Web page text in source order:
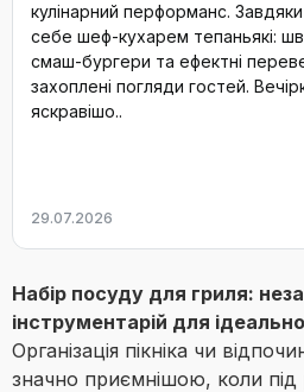
кулінарний перформанс.
себе шеф-кухарем тепаньякі:
смаш-бургери та ефектні
захоплені погляди гостей.
яскравішо..
29.07.2026
Набір посуду для гриля:
інструментарій для
Організація пікніка чи
значно приємнішою, коли під